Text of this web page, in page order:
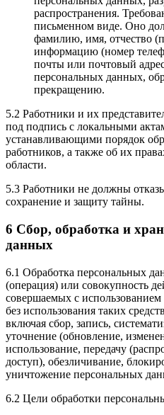
распространения.
письменном виде. Оно
фамилию, имя, отчество
информацию (номер
почты или почтовый
персональных данных,
прекращению.
5.2 Работники и их
под подпись с локальными
устанавливающими порядок
работников, а также об их
области.
5.3 Работники не должны
сохранение и защиту тайны.
6 Сбор, обработка и
данных
6.1 Обработка персональных
(операция) или совокупность
совершаемых с использованием
без использования таких
включая сбор, запись,
уточнение (обновление,
использование, передачу
доступ), обезличивание,
уничтожение персональных
6.2 Цели обработки